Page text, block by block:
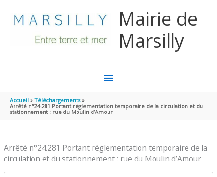
Mairie de
Marsilly
MENU
PRINCIPAL
Accueil
Téléchargements
Arrêté n°24.281 Portant réglementation temporaire de la circulation et du
stationnement : rue du Moulin d’Amour
Arrêté n°24.281 Portant réglementation temporaire de la
circulation et du stationnement : rue du Moulin d’Amour